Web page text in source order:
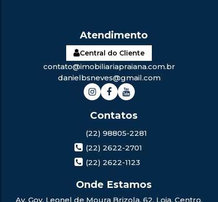
Central do Cliente
contato@imobiliariapraiana.com.br
danielbsneves@gmail.com
(22) 98805-2281
(22) 2622-2701
(22) 2622-1123
Av. Gov. Leonel de Moura Brizola, 62, Loja, Centro,